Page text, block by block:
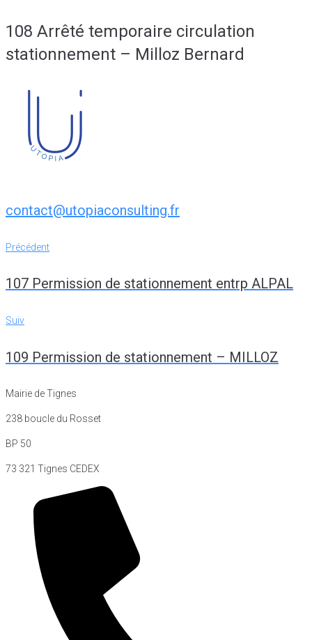
108 Arrêté temporaire circulation
stationnement – Milloz Bernard
contact@utopiaconsulting.fr
Navigation
de
l’article
Précédent
Précédent
107 Permission de stationnement entrp ALPAL
Suiv
Suiv
109 Permission de stationnement – MILLOZ
Mairie de Tignes
238 boucle du Rosset
BP 50
73 321 Tignes CEDEX